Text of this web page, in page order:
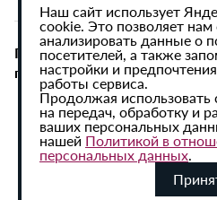
При использовании
гиперссылка на ИА «Регион
Наш сайт использует
cookie. Это позволяет нам
анализировать данные о
посетителей, а также
настройки и
работы сервиса.
Продолжая использовать
на передач, обработку и
ваших персональных
нашей Политикой в
персональных данных.